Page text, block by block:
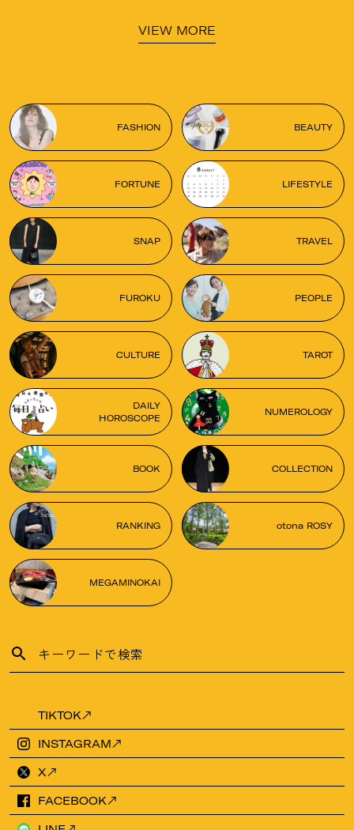
VIEW MORE
FASHION BEAUTY
FORTUNE LIFESTYLE
SNAP TRAVEL
FUROKU PEOPLE
CULTURE TAROT
DAILY
HOROSCOPE
NUMEROLOGY
BOOK COLLECTION
RANKING otona ROSY
MEGAMINOKAI
TIKTOK
INSTAGRAM
X
FACEBOOK